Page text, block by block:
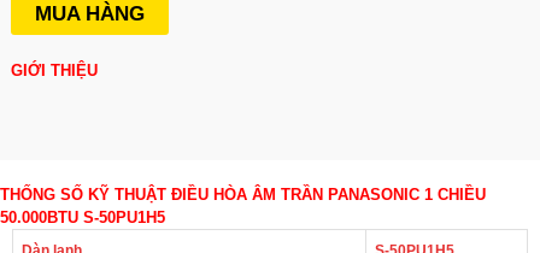
MUA HÀNG
GIỚI THIỆU
THỐNG SỐ KỸ THUẬT ĐIỀU HÒA ÂM TRẦN PANASONIC 1 CHIỀU
50.000BTU S-50PU1H5